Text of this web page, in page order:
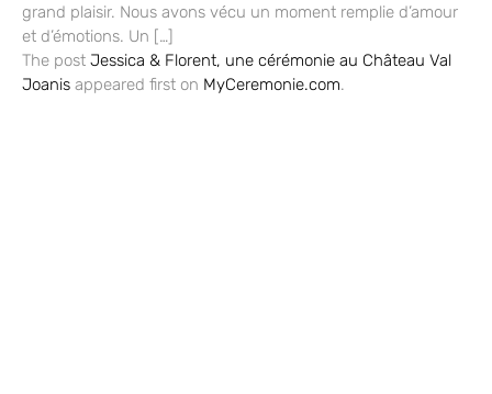
grand plaisir. Nous avons vécu un moment remplie d’amour
et d’émotions. Un […]
The post Jessica & Florent, une cérémonie au Château Val
Joanis appeared first on MyCeremonie.com.